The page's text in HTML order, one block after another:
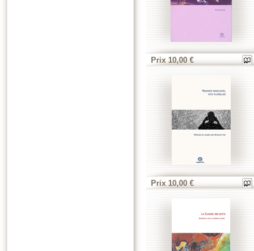
Prix 10,00 €
Prix 10,00 €